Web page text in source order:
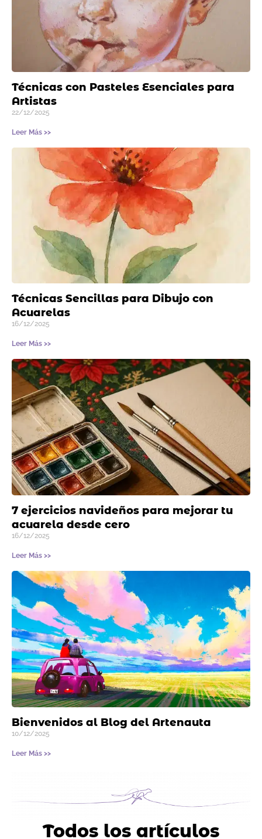
Técnicas con Pasteles Esenciales para
Artistas
22/12/2025
Leer Más >>
Técnicas Sencillas para Dibujo con
Acuarelas
16/12/2025
Leer Más >>
7 ejercicios navideños para mejorar tu
acuarela desde cero
16/12/2025
Leer Más >>
Bienvenidos al Blog del Artenauta
10/12/2025
Leer Más >>
Todos los artículos